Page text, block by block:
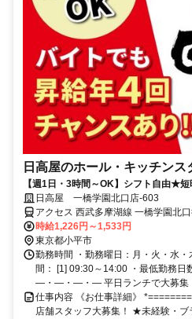
日高屋のホール・キッチンス
【週1日・3時間～OK】シフト自由★
事補助あり
日高屋 一橋学園北口店-603
アクセス 西武多摩湖線 一橋学園北
街道徒歩約12分、ＪＲ武蔵野線 新小
時給1,226円～1,533円
東京都小平市
勤務時間 ・勤務曜日：月・火・水
間： [1] 09:30～14:00 ・最低勤務
―・―・―・― 平日ランチで大募
仕事内容 《お仕事詳細》
店舗スタッフ大募集！ ★未経験・